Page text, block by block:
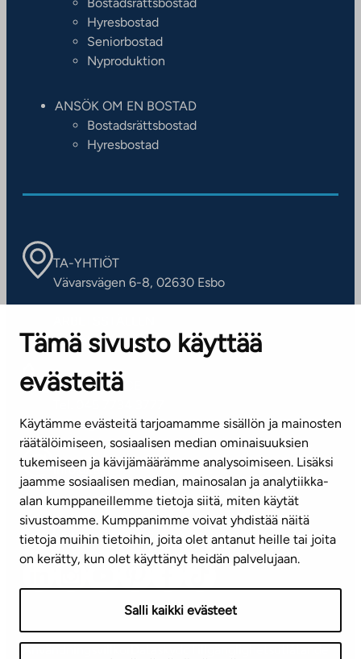
Tämä sivusto käyttää
evästeitä
Käytämme evästeitä tarjoamamme sisällön ja mainosten
räätälöimiseen, sosiaalisen median ominaisuuksien
tukemiseen ja kävijämäärämme analysoimiseen. Lisäksi
jaamme sosiaalisen median, mainosalan ja analytiikka-
alan kumppaneillemme tietoja siitä, miten käytät
sivustoamme. Kumppanimme voivat yhdistää näitä
tietoja muihin tietoihin, joita olet antanut heille tai joita
on kerätty, kun olet käyttänyt heidän palvelujaan.
Salli kaikki evästeet
Hyresbostad
Seniorbostad
Nyproduktion
ANSÖK OM EN BOSTAD
Bostadsrättsbostad
Hyresbostad
TA-YHTIÖT
Vävarsvägen 6-8, 02630 Esbo
Kontaktinformation
KUNDSERVICE
(vardagar kl. 8–16)
info@ta.fi
Nyhetsbrev (på finska)